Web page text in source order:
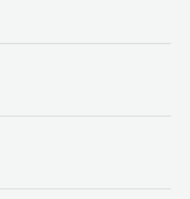
の漏洩防止に